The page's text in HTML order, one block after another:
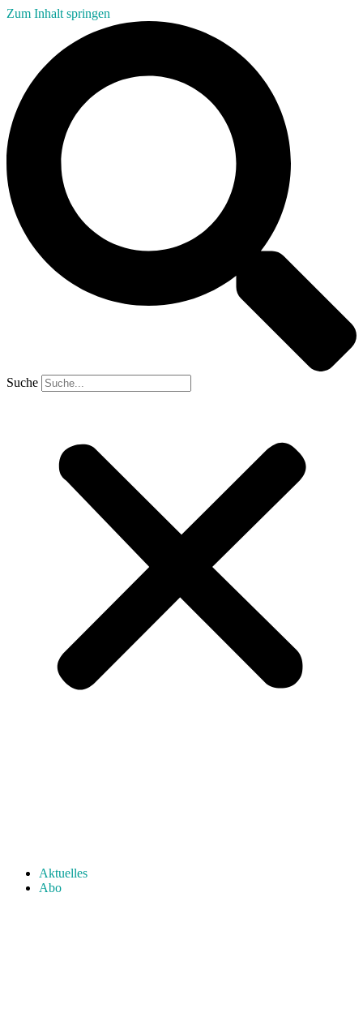
Zum Inhalt springen
Suche
Aktuelles
Abo